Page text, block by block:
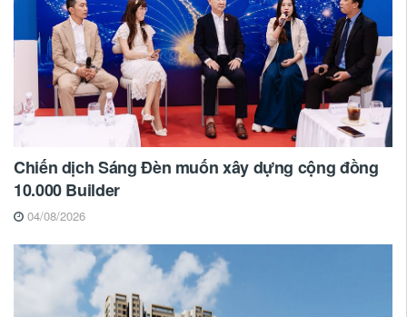
Chiến dịch Sáng Đèn muốn xây dựng cộng đồng
10.000 Builder
04/08/2026